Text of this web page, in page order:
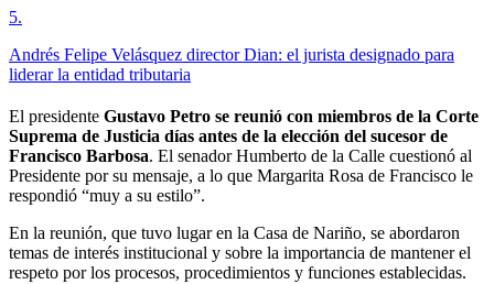
5.
Andrés Felipe Velásquez director Dian: el jurista designado para
liderar la entidad tributaria
El presidente Gustavo Petro se reunió con miembros de la Corte
Suprema de Justicia días antes de la elección del sucesor de
Francisco Barbosa. El senador Humberto de la Calle cuestionó al
Presidente por su mensaje, a lo que Margarita Rosa de Francisco le
respondió “muy a su estilo”.
En la reunión, que tuvo lugar en la Casa de Nariño, se abordaron
temas de interés institucional y sobre la importancia de mantener el
respeto por los procesos, procedimientos y funciones establecidas.